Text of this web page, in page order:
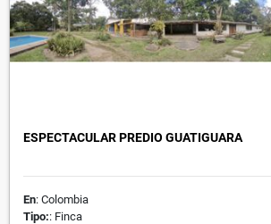
ESPECTACULAR PREDIO GUATIGUARA
En: Colombia
Tipo:: Finca